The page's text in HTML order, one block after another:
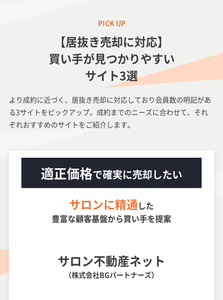
【居抜き売却に対応】
買い手が見つかりやすい
サイト3選
より成約に近づく、居抜き売却に対応しており会員数の明記があ
る3サイトをピックアップ。成約までのニーズに合わせて、それ
ぞれおすすめのサイトをご紹介します。
適正価格で確実に売却したい
サロンに精通した
豊富な顧客基盤から買い手を提案
サロン不動産ネット
（株式会社BGパートナーズ）